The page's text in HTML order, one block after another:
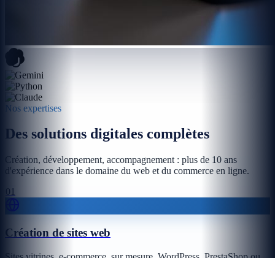
Nos expertises
Des solutions digitales complètes
Création, développement, accompagnement : plus de 10 ans
d'expérience dans le domaine du web et du commerce en ligne.
01
Création de sites web